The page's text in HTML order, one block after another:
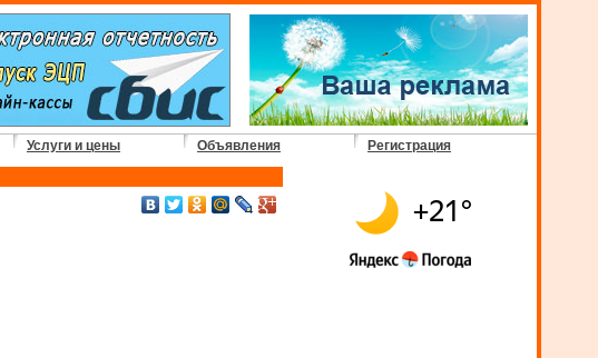
Услуги и цены Объявления Регистрация